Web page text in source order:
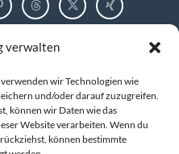
verwalten
wir Technologien wie
und/oder darauf zuzugreifen.
können wir Daten wie das
Website verarbeiten. Wenn du
können bestimmte